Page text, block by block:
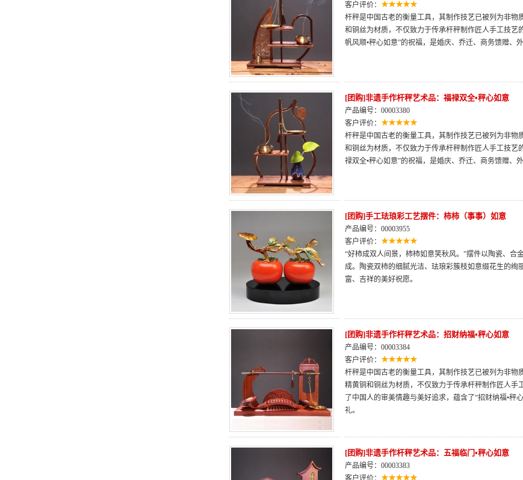
客户评价：
杆秤是中国古老的衡量工具，其制作技艺已被列为非物
和铜丝为材质，不仅致力于传承杆秤制作匠人手工技
帆风顺•秤心如意”的祝福，是婚庆、乔迁、商务馈赠、
[团购]非遗手作杆秤艺术品：福禄双全•秤心如意
产品编号：00003380
客户评价：
杆秤是中国古老的衡量工具，其制作技艺已被列为非物
和铜丝为材质，不仅致力于传承杆秤制作匠人手工技
禄双全•秤心如意”的祝福，是婚庆、乔迁、商务馈赠、
[团购]手工珐琅彩工艺摆件：柿柿（事事）如意
产品编号：00003955
客户评价：
“好柿成双人间景，柿柿如意笑秋风。”摆件以陶瓷、合
成。陶瓷双柿的细腻光洁、珐琅彩簇枝如意缀花生的绚
富、吉祥的美好祝愿。
[团购]非遗手作杆秤艺术品：招财纳福•秤心如意
产品编号：00003384
客户评价：
杆秤是中国古老的衡量工具，其制作技艺已被列为非物
精黄铜和铜丝为材质，不仅致力于传承杆秤制作匠人
了中国人的审美情趣与美好追求，蕴含了“招财纳福•
礼。
[团购]非遗手作杆秤艺术品：五福临门•秤心如意
产品编号：00003383
客户评价：